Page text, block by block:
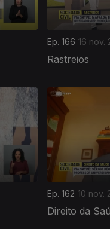
Ep. 166 16 nov.
Rastreios
Ep. 162 10 nov.
Direito da